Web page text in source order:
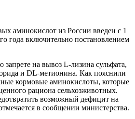
аминокислот из России введен с 1
года включительно постановлением
запрете на вывоз L-лизина сульфата,
и DL-метионина. Как пояснили
кормовые аминокислоты, которые
рациона сельхозживотных.
возможный дефицит на
в сообщении министерства.